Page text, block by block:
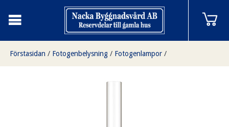
Förstasidan / Fotogenbelysning / Fotogenlampor /